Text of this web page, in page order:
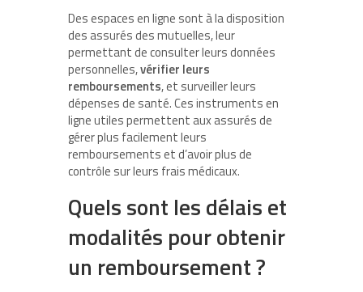
Des espaces en ligne sont à la disposition
des assurés des mutuelles, leur
permettant de consulter leurs données
personnelles,vérifier leurs
remboursements, et surveiller leurs
dépenses de santé. Ces instruments en
ligne utiles permettent aux assurés de
gérer plus facilement leurs
remboursements et d’avoir plus de
contrôle sur leurs frais médicaux.
Quels sont les délais et
modalités pour obtenir
un remboursement ?